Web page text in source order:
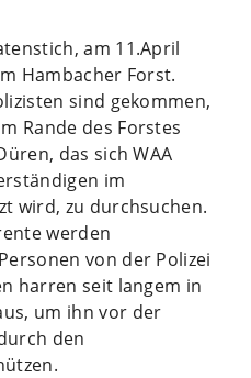
am 11.April
Hambacher Forst.
sind gekommen,
Rande des Forstes
das sich WAA
im
wird, zu durchsuchen.
werden
von der Polizei
harren seit langem in
um ihn vor der
den